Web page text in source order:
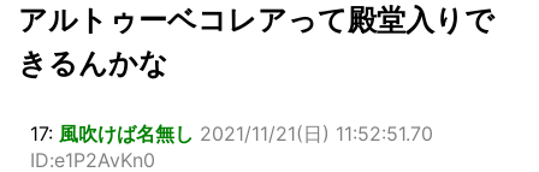
アルトゥーベコレアって殿堂入りで
きるんかな
17: 風吹けば名無し 2021/11/21(日) 11:52:51.70
ID:e1P2AvKn0